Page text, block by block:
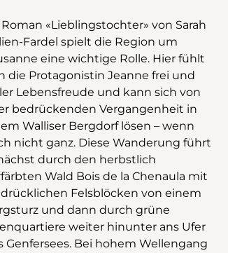
«Lieblingstochter» von Sarah
Fardel spielt die Region um
eine wichtige Rolle. Hier fühlt
die Protagonistin Jeanne frei und
Lebensfreude und kann sich von
bedrückenden Vergangenheit in
Walliser Bergdorf lösen – wenn
ganz. Diese Wanderung führt
durch den herbstlich
Wald Bois de la Chenaula mit
Felsblöcken von einem
und dann durch grüne
weiter hinunter ans Ufer
Genfersees. Bei hohem Wellengang
verläuft hauptsächlich auf
Unterwegs ist die milde
der «drei Sonnen» spürbar,
die Trauben in der Region
reifen lassen. Mit «drei Sonnen»
die direkte Sonneneinstrahlung,
Rückstrahlung vom Genfersee und
Sonnenwärme in den
gemeint. Im Herbst ziehen
Starenschwärme durch
Rebberge auf der Suche nach übrig
Trauben. Die Aussicht zu den
und Walliser Alpen, die gelb
Reben, das weiche